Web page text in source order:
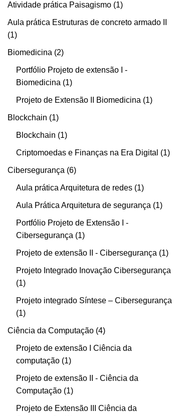
Atividade prática Paisagismo 1
Aula prática Estruturas de concreto armado II
1
Biomedicina 2
Portfólio Projeto de extensão I -
Biomedicina
1
Projeto de Extensão II Biomedicina 1
Blockchain 1
Blockchain 1
Criptomoedas e Finanças na Era Digital 1
Cibersegurança 6
Aula prática Arquitetura de redes 1
Aula Prática Arquitetura de segurança 1
Portfólio Projeto de Extensão I -
Cibersegurança
1
Projeto de extensão II - Cibersegurança 1
Projeto Integrado Inovação Cibersegurança
1
Projeto integrado Síntese – Cibersegurança
1
Ciência da Computação 4
Projeto de extensão I Ciência da
computação 1
Projeto de extensão II - Ciência da
Computação 1
Projeto de Extensão III Ciência da